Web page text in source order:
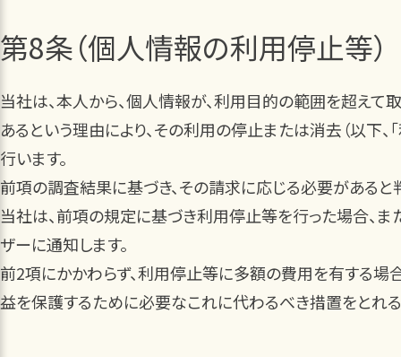
第8条（個人情報の利用停止等）
当社は、本人から、個人情報が、利用目的の範囲を超え
あるという理由により、その利用の停止または消去（以下
行います。
前項の調査結果に基づき、その請求に応じる必要がある
当社は、前項の規定に基づき利用停止等を行った場合、
ザーに通知します。
前2項にかかわらず、利用停止等に多額の費用を有する
益を保護するために必要なこれに代わるべき措置をとれ